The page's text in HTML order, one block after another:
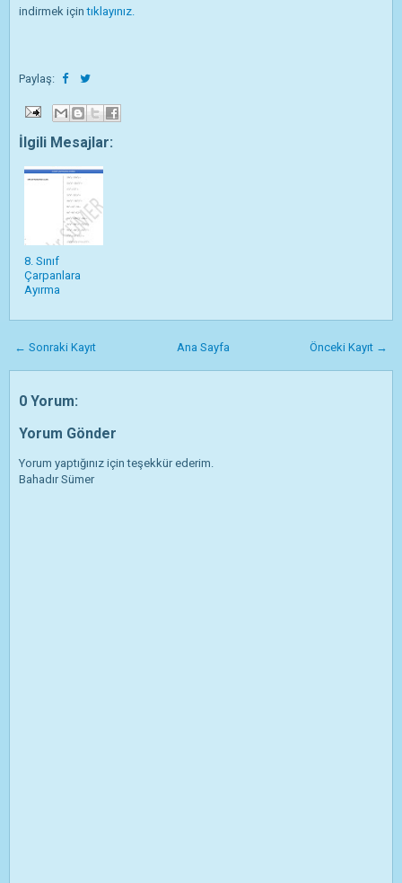
indirmek içintıklayınız.
Paylaş:
İlgili Mesajlar:
8. Sınıf
Çarpanlara
Ayırma
← Sonraki Kayıt Önceki Kayıt →
Ana Sayfa
0 Yorum:
Yorum Gönder
Yorum yaptığınız için teşekkür ederim.
Bahadır Sümer